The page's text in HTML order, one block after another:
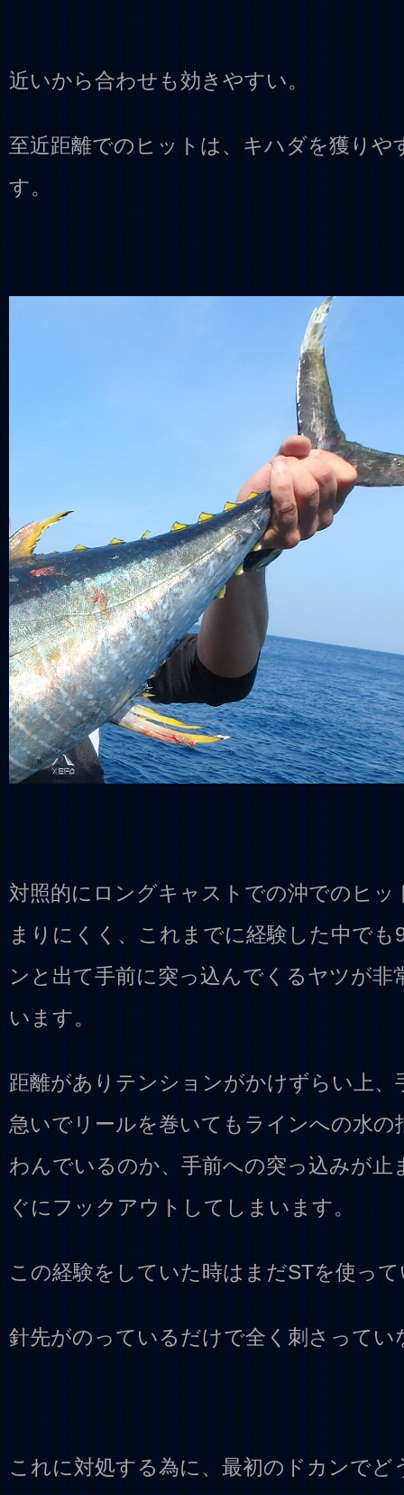
近いから合わせも効きやすい。
至近距離でのヒットは、キハダを獲りや
す。
対照的にロングキャストでの沖でのヒ
まりにくく、これまでに経験した中でも
ンと出て手前に突っ込んでくるヤツが非
います。
距離がありテンションがかけずらい上、
急いでリールを巻いてもラインへの水の
わんでいるのか、手前への突っ込みが
ぐにフックアウトしてしまいます。
この経験をしていた時はまだSTを使っ
針先がのっているだけで全く刺さってい
これに対処する為に、最初のドカンでど